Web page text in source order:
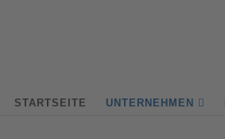
STARTSEITE UNTERNEHMEN